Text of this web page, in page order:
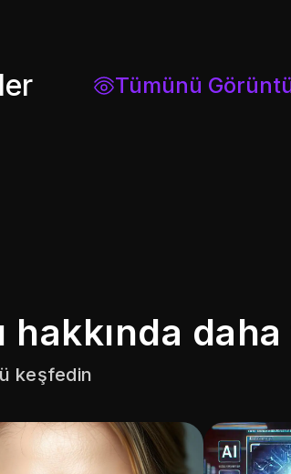
Tümünü
hakkında
keşfedin